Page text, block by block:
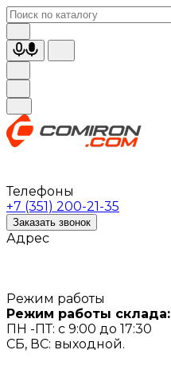
Телефоны
+7 (351) 200-21-35
Заказать звонок
Адрес
Режим работы
Режим работы склада:
ПН -ПТ: с 9:00 до 17:30
СБ, ВС: выходной.